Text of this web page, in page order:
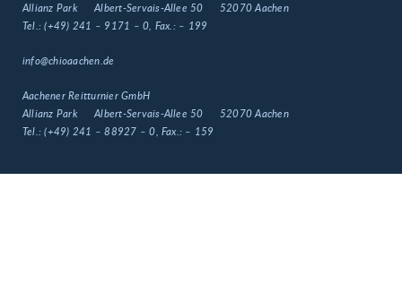
Allianz Park
Albert-Servais-Allee 50
52070 Aachen
Tel.:(+49) 241 – 9171 – 0 , Fax.: – 199
info@chioaachen.de
Aachener Reitturnier GmbH
Allianz Park
Albert-Servais-Allee 50
52070 Aachen
Tel.:(+49) 241 – 88927 – 0 , Fax.: – 159